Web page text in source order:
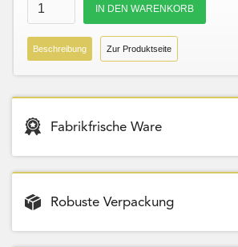
Beschreibung Zur Produktseite
Fabrikfrische Ware
Robuste Verpackung